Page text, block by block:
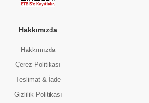
Hakkımızda
Hakkımızda
Çerez Politikası
Teslimat & İade
Gizlilik Politikası